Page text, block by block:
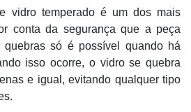
vidro temperado é um dos mais
conta da segurança que a peça
quebras só é possível quando há
isso ocorre, o vidro se quebra
e igual, evitando qualquer tipo